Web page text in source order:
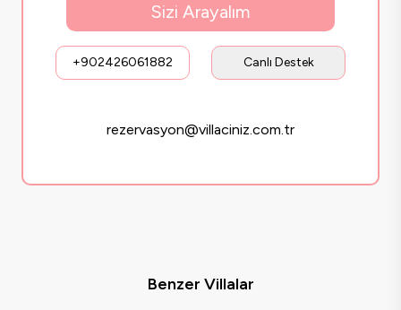
Sizi Arayalım
+902426061882 Canlı Destek
rezervasyon@villaciniz.com.tr
Benzer Villalar